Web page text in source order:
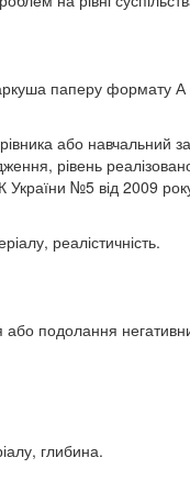
паперу формату
або навчальний
рівень
№5 від 2009
реалістичність.
або подолання
глибина.